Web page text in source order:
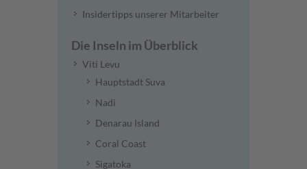
Insidertipps unserer Mitarbeiter
Die Inseln im Überblick
Viti Levu
Hauptstadt Suva
Nadi
Denarau Island
Coral Coast
Sigatoka